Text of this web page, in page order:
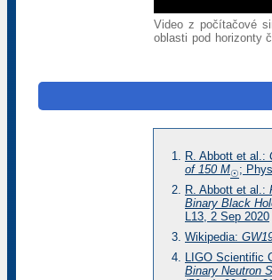
Video z počítačové
oblasti pod horizonty
R. Abbott et al.:
of 150 M☉;
R. Abbott et al.:
Binary Black
L13, 2 Sep 2020
Wikipedia:
LIGO
Binary Neutron